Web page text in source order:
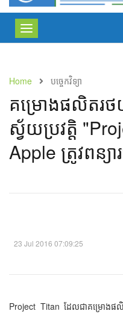
Toggle
navigation
Home បច្ចេកវិទ្យា
គម្រោង​ផលិត​​រថ
ស្វ័យប្រវត្តិ​
Apple ​ត្រូវ​ពន្
23 Jul 2016 07:09:25
Project Titan ដែលជាគម្រោងផលិ